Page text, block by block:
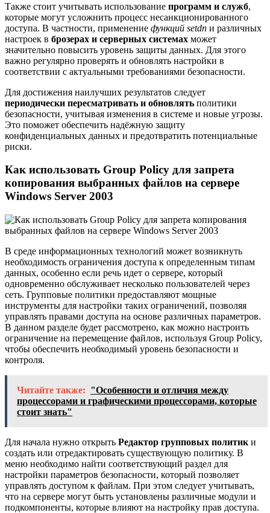
Также стоит учитывать использование программ и служб,
которые могут усложнить процесс несанкционированного
доступа. В частности, применение функций setdn и различных
настроек в брозерах и серверных системах может
значительно повысить уровень защиты данных. Для этого
важно регулярно проверять и обновлять настройки в
соответствии с актуальными требованиями безопасности.
Для достижения наилучших результатов следует
периодически пересматривать и обновлять политики
безопасности, учитывая изменения в системе и новые угрозы.
Это поможет обеспечить надёжную защиту
конфиденциальных данных и предотвратить потенциальные
риски.
Как использовать Group Policy для запрета
копирования выбранных файлов на сервере
Windows Server 2003
В среде информационных технологий может возникнуть
необходимость ограничения доступа к определенным типам
данных, особенно если речь идет о сервере, который
одновременно обслуживает несколько пользователей через
сеть. Групповые политики предоставляют мощные
инструменты для настройки таких ограничений, позволяя
управлять правами доступа на основе различных параметров.
В данном разделе будет рассмотрено, как можно настроить
ограничение на перемещение файлов, используя Group Policy,
чтобы обеспечить необходимый уровень безопасности и
контроля.
Читайте также: "Особенности и отличия между
процессорами и графическими процессорами, которые
стоит знать"
Для начала нужно открыть Редактор групповых политик и
создать или отредактировать существующую политику. В
меню необходимо найти соответствующий раздел для
настройки параметров безопасности, который позволяет
управлять доступом к файлам. При этом следует учитывать,
что на сервере могут быть установлены различные модули и
подкомпоненты, которые влияют на настройку прав доступа.